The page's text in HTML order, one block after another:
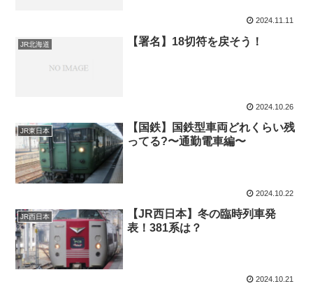
2024.11.11
JR北海道 【署名】18切符を戻そう！
2024.10.26
JR東日本
【国鉄】国鉄型車両どれくらい残
ってる?〜通勤電車編〜
2024.10.22
JR西日本
【JR西日本】冬の臨時列車発
表！381系は？
2024.10.21